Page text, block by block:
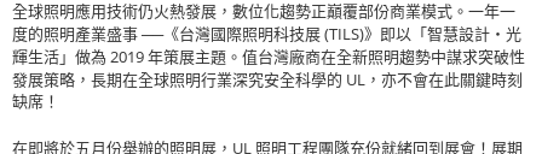
全球照明應用技術仍火熱發展，數位化趨勢正巔覆部份商業模式。一年一
度的照明產業盛事 ──《台灣國際照明科技展 (TILS)》即以「智慧設計‧光
輝生活」做為 2019 年策展主題。值台灣廠商在全新照明趨勢中謀求突破性
發展策略，長期在全球照明行業深究安全科學的 UL ，亦不會在此關鍵時刻
缺席！
在即將於五月份舉辦的照明展， UL 照明工程團隊充份就緒回到展會！展期